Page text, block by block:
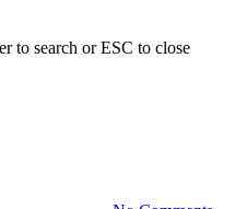
to search or ESC to close